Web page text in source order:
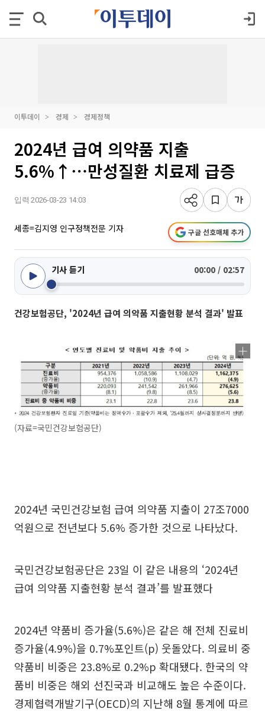
이투데이 경제 경제정책
2024년 급여 의약품 지출
5.6%↑⋯만성질환 치료제 급증
입력 2026-03-23 14:03
세종=김지영 인구정책전문 기자 구글 선호매체 추가
기사 듣기 00:00 / 02:57
건강보험공단, '2024년 급여 의약품 지출현황 분석 결과' 발표
(자료=국민건강보험공단)
2024년 국민건강보험 급여 의약품 지출이 27조7000
억원으로 전년보다 5.6% 증가한 것으로 나타났다.
국민건강보험공단은 23일 이 같은 내용의 ‘2024년
급여 의약품 지출현황 분석 결과’를 발표했다
2024년 약품비 증가율(5.6%)은 같은 해 전체 진료비
증가율(4.9%)을 0.7%포인트(p) 웃돌았다. 의료비 중
약품비 비중은 23.8%로 0.2%p 확대됐다. 한국의 약
품비 비중은 해외 선진국과 비교해도 높은 수준이다.
경제협력개발기구(OECD)의 지난해 8월 통계에 따르